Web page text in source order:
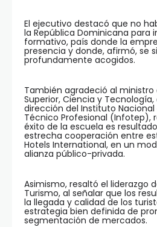
El ejecutivo destacó que no
la República Dominicana para
formativo, país donde la
presencia y donde, afirmó, se
profundamente acogidos.
También agradeció al ministro
Superior, Ciencia y
dirección del Instituto
Técnico Profesional (Infotep),
éxito de la escuela es
estrecha cooperación entre
Hotels International, en un
alianza público-privada.
Asimismo, resaltó el liderazgo
Turismo, al señalar que los
la llegada y calidad de los
estrategia bien definida de
segmentación de mercados.